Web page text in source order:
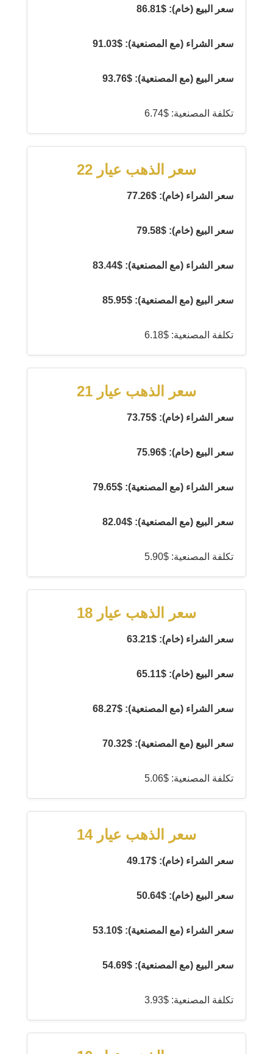
سعر البيع (خام): $86.81
سعر الشراء (مع المصنعية): $91.03
سعر البيع (مع المصنعية): $93.76
تكلفة المصنعية: $6.74
سعر الذهب عيار 22
سعر الشراء (خام): $77.26
سعر البيع (خام): $79.58
سعر الشراء (مع المصنعية): $83.44
سعر البيع (مع المصنعية): $85.95
تكلفة المصنعية: $6.18
سعر الذهب عيار 21
سعر الشراء (خام): $73.75
سعر البيع (خام): $75.96
سعر الشراء (مع المصنعية): $79.65
سعر البيع (مع المصنعية): $82.04
تكلفة المصنعية: $5.90
سعر الذهب عيار 18
سعر الشراء (خام): $63.21
سعر البيع (خام): $65.11
سعر الشراء (مع المصنعية): $68.27
سعر البيع (مع المصنعية): $70.32
تكلفة المصنعية: $5.06
سعر الذهب عيار 14
سعر الشراء (خام): $49.17
سعر البيع (خام): $50.64
سعر الشراء (مع المصنعية): $53.10
سعر البيع (مع المصنعية): $54.69
تكلفة المصنعية: $3.93